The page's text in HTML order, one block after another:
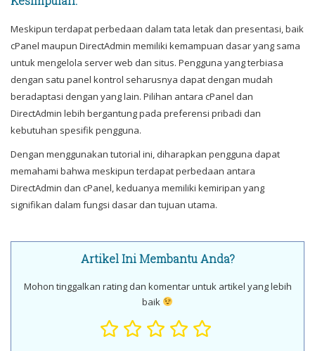
Meskipun terdapat perbedaan dalam tata letak dan presentasi, baik
cPanel maupun DirectAdmin memiliki kemampuan dasar yang sama
untuk mengelola server web dan situs. Pengguna yang terbiasa
dengan satu panel kontrol seharusnya dapat dengan mudah
beradaptasi dengan yang lain. Pilihan antara cPanel dan
DirectAdmin lebih bergantung pada preferensi pribadi dan
kebutuhan spesifik pengguna.
Dengan menggunakan tutorial ini, diharapkan pengguna dapat
memahami bahwa meskipun terdapat perbedaan antara
DirectAdmin dan cPanel, keduanya memiliki kemiripan yang
signifikan dalam fungsi dasar dan tujuan utama.
Artikel Ini Membantu Anda?
Mohon tinggalkan rating dan komentar untuk artikel yang lebih
baik